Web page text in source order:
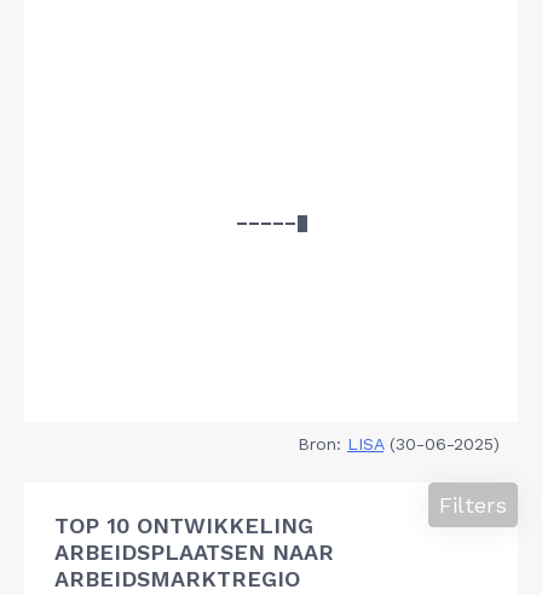
Bron: LISA(30-06-2025)
TOP 10 ONTWIKKELING
ARBEIDSPLAATSEN NAAR
ARBEIDSMARKTREGIO
Filters